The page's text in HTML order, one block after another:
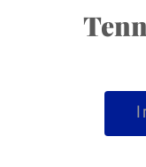
Tennis-
Collier